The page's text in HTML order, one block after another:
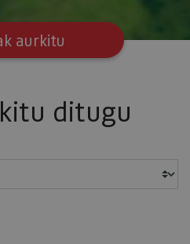
aurkitu
ditugu